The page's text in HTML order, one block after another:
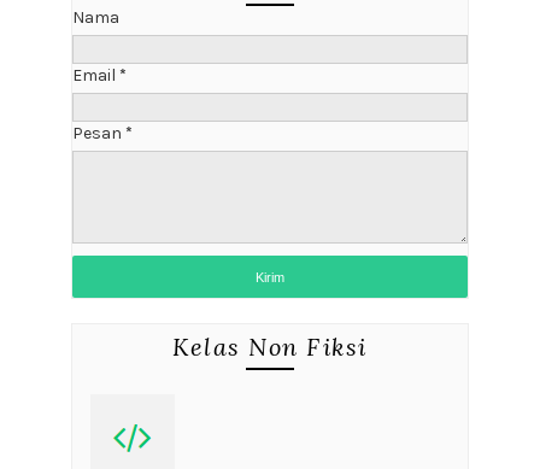
Nama
Email *
Pesan *
Kelas Non Fiksi